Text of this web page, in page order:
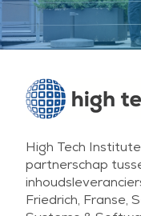
High Tech
partnerschap
Friedrich, Franse,